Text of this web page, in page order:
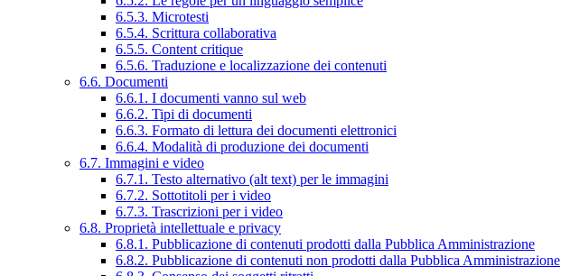
6.5.3. Microtesti
6.5.4. Scrittura collaborativa
6.5.5. Content critique
6.5.6. Traduzione e localizzazione dei contenuti
6.6. Documenti
6.6.1. I documenti vanno sul web
6.6.2. Tipi di documenti
6.6.3. Formato di lettura dei documenti elettronici
6.6.4. Modalità di produzione dei documenti
6.7. Immagini e video
6.7.1. Testo alternativo (alt text) per le immagini
6.7.2. Sottotitoli per i video
6.7.3. Trascrizioni per i video
6.8. Proprietà intellettuale e privacy
6.8.1. Pubblicazione di contenuti prodotti dalla Pubblica Amministrazione
6.8.2. Pubblicazione di contenuti non prodotti dalla Pubblica Amministrazione